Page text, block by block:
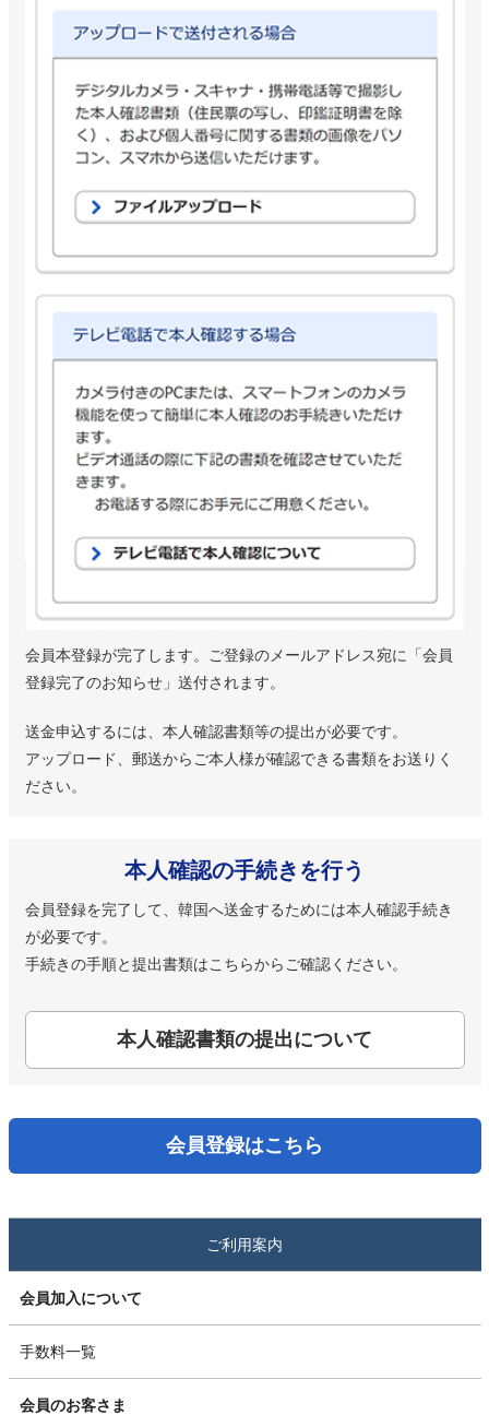
会員本登録が完了します。ご登録のメールアドレス宛に「会員
登録完了のお知らせ」送付されます。
送金申込するには、本人確認書類等の提出が必要です。
アップロード、郵送からご本人様が確認できる書類をお送りく
ださい。
本人確認の手続きを行う
会員登録を完了して、韓国へ送金するためには本人確認手続き
が必要です。
手続きの手順と提出書類はこちらからご確認ください。
本人確認書類の提出について
会員登録はこちら
ご利用案内
会員加入について
手数料一覧
会員のお客さま